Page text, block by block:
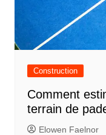
Construction
Comment
terrain de
Elowen Faelnor